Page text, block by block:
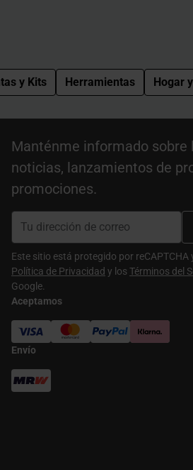
y Kits Herramientas Hogar
Manténme informado sobre
noticias, lanzamientos de
promociones.
Este sitio está protegido por reCAPTCHA
Política de Privacidad y losTérminos del
Google.
Aceptamos
Envío